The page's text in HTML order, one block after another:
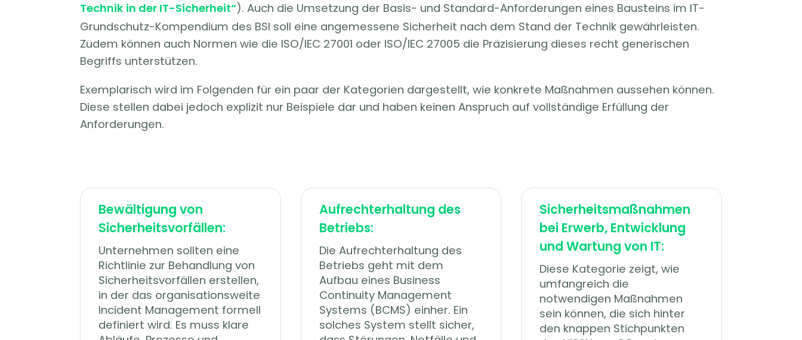
Technik in der IT-Sicherheit“). Auch die Umsetzung der Basis- und Standard-Anforderungen eines Bausteins im IT-
Grundschutz-Kompendium des BSI soll eine angemessene Sicherheit nach dem Stand der Technik gewährleisten.
Zudem können auch Normen wie die ISO/IEC 27001 oder ISO/IEC 27005 die Präzisierung dieses recht generischen
Begriffs unterstützen.
Exemplarisch wird im Folgenden für ein paar der Kategorien dargestellt, wie konkrete Maßnahmen aussehen können.
Diese stellen dabei jedoch explizit nur Beispiele dar und haben keinen Anspruch auf vollständige Erfüllung der
Anforderungen.
Bewältigung von
Sicherheitsvorfällen:
Unternehmen sollten eine
Richtlinie zur Behandlung von
Sicherheitsvorfällen erstellen,
in der das organisationsweite
Incident Management formell
definiert wird. Es muss klare
Aufrechterhaltung des
Betriebs:
Die Aufrechterhaltung des
Betriebs geht mit dem
Aufbau eines Business
Continuity Management
Systems (BCMS) einher. Ein
solches System stellt sicher,
Sicherheitsmaßnahmen
bei Erwerb, Entwicklung
und Wartung von IT:
Diese Kategorie zeigt, wie
umfangreich die
notwendigen Maßnahmen
sein können, die sich hinter
den knappen Stichpunkten